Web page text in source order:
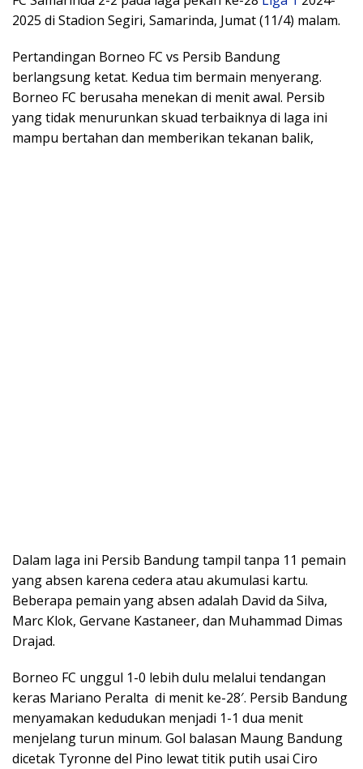
2025 di Stadion Segiri, Samarinda, Jumat (11/4) malam.
Pertandingan Borneo FC vs Persib Bandung
berlangsung ketat. Kedua tim bermain menyerang.
Borneo FC berusaha menekan di menit awal. Persib
yang tidak menurunkan skuad terbaiknya di laga ini
mampu bertahan dan memberikan tekanan balik,
Dalam laga ini Persib Bandung tampil tanpa 11 pemain
yang absen karena cedera atau akumulasi kartu.
Beberapa pemain yang absen adalah David da Silva,
Marc Klok, Gervane Kastaneer, dan Muhammad Dimas
Drajad.
Borneo FC unggul 1-0 lebih dulu melalui tendangan
keras Mariano Peralta di menit ke-28′. Persib Bandung
menyamakan kedudukan menjadi 1-1 dua menit
menjelang turun minum. Gol balasan Maung Bandung
dicetak Tyronne del Pino lewat titik putih usai Ciro